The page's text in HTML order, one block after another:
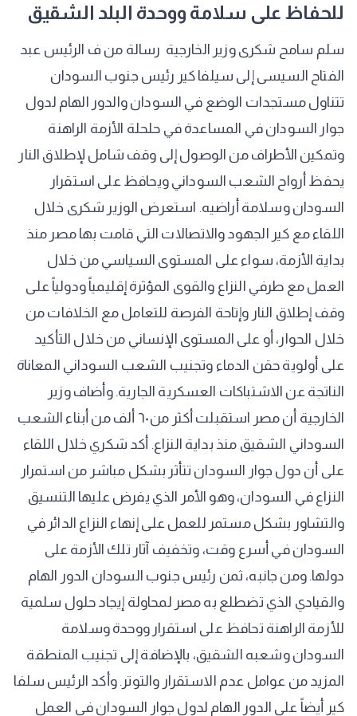
للحفاظ على سلامة ووحدة البلد الشقيق
سلم سامح شكرى وزير الخارجية رسالة من ف الرئيس عبد
الفتاح السيسى إلى سيلفا كير رئيس جنوب السودان
تتناول مستجدات الوضع في السودان والدور الهام لدول
جوار السودان في المساعدة في حلحلة الأزمة الراهنة
وتمكين الأطراف من الوصول إلى وقف شامل لإطلاق النار
يحفظ أرواح الشعب السوداني ويحافظ على استقرار
السودان وسلامة أراضيه. ‏‎استعرض الوزير شكرى خلال
اللقاء مع كير الجهود والاتصالات التي قامت بها مصر منذ
بداية الأزمة، سواء على المستوى السياسي من خلال
العمل مع طرفي النزاع والقوى المؤثرة إقليمياً ودولياً على
وقف إطلاق النار وإتاحة الفرصة للتعامل مع الخلافات من
خلال الحوار، أو على المستوى الإنساني من خلال التأكيد
على أولوية حقن الدماء وتجنيب الشعب السوداني المعاناة
الناتجة عن الاشتباكات العسكرية الجارية. وأضاف وزير
الخارجية أن مصر استقبلت أكثر من ٦٠ ألف من أبناء الشعب
السوداني الشقيق منذ بداية النزاع. أكد شكري خلال اللقاء
على أن دول جوار السودان تتأثر بشكل مباشر من استمرار
النزاع في السودان، وهو الأمر الذي يفرض عليها التنسيق
والتشاور بشكل مستمر للعمل على إنهاء النزاع الدائر في
السودان في أسرع وقت، وتخفيف آثار تلك الأزمة على
دولها. ومن جانبه، ثمن رئيس جنوب السودان الدور الهام
والقيادي الذي تضطلع به مصر لمحاولة إيجاد حلول سلمية
للأزمة الراهنة تحافظ على استقرار ووحدة وسلامة
السودان وشعبه الشقيق، بالإضافة إلى تجنيب المنطقة
المزيد من عوامل عدم الاستقرار والتوتر. وأكد الرئيس سلفا
كير أيضاً على الدور الهام لدول جوار السودان في العمل